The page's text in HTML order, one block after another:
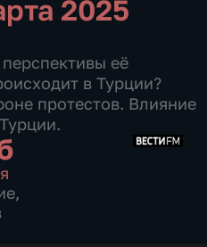
2025
её
в Турции?
протестов. Влияние
,